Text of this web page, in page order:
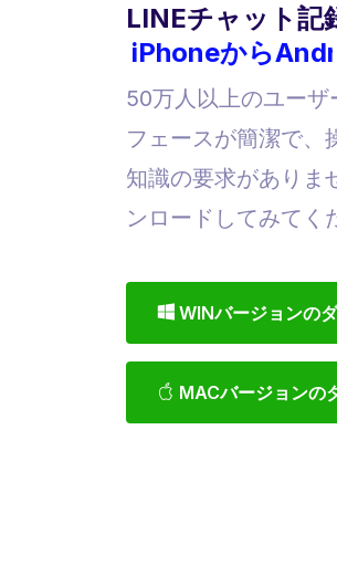
LINEチャット記
Androidから
50万人以上のユーザ
フェースが簡潔で、
知識の要求がありま
ンロードしてみてく
WINバージョンの
MACバージョンの